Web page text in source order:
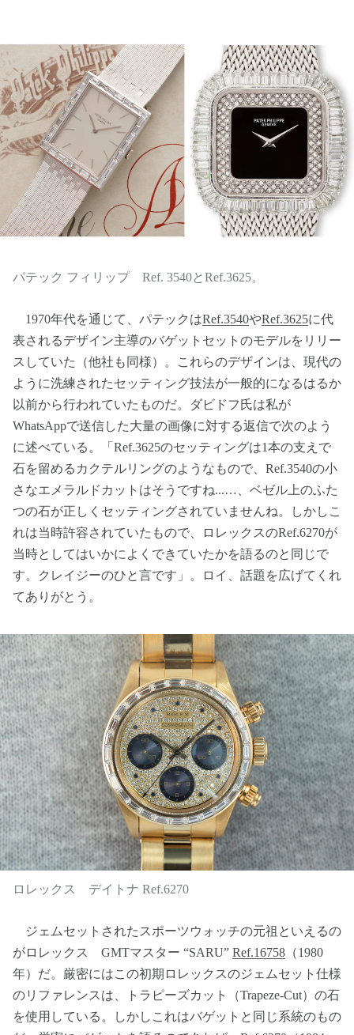
パテック フィリップ Ref. 3540とRef.3625。
1970年代を通じて、パテックはRef.3540やRef.3625に代
表されるデザイン主導のバゲットセットのモデルをリリー
スしていた（他社も同様）。これらのデザインは、現代の
ように洗練されたセッティング技法が一般的になるはるか
以前から行われていたものだ。ダビドフ氏は私が
WhatsAppで送信した大量の画像に対する返信で次のよう
に述べている。「Ref.3625のセッティングは1本の支えで
石を留めるカクテルリングのようなもので、Ref.3540の小
さなエメラルドカットはそうですね...…、ベゼル上のふた
つの石が正しくセッティングされていませんね。しかしこ
れは当時許容されていたもので、ロレックスのRef.6270が
当時としてはいかによくできていたかを語るのと同じで
す。クレイジーのひと言です」。ロイ、話題を広げてくれ
てありがとう。
ロレックス デイトナ Ref.6270
ジェムセットされたスポーツウォッチの元祖といえるの
がロレックス GMTマスター “SARU” Ref.16758 （1980
年）だ。厳密にはこの初期ロレックスのジェムセット仕様
のリファレンスは、トラピーズカット（Trapeze-Cut）の石
を使用している。しかしこれはバゲットと同じ系統のもの